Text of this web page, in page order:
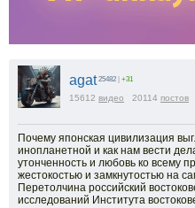
agat 25482 +31
15612 видео 20114 постов
Почему японская цивилизация
инопланетной и как нам вести
утонченность и любовь ко всему
жестокостью и замкнутостью на
Перетолчина российский
исследований Института